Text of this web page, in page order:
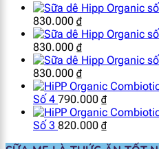
830.000 ₫
830.000 ₫
830.000 ₫
Số 4 790.000 ₫
Số 3 820.000 ₫